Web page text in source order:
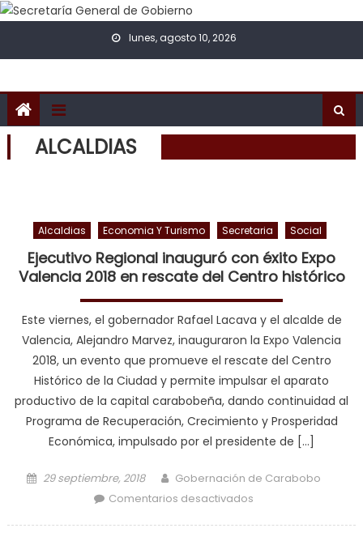
Skip to content
lunes, agosto 10, 2026
ALCALDIAS
Alcaldias Economia Y Turismo Secretaria Social
Ejecutivo Regional inauguró con éxito Expo
Valencia 2018 en rescate del Centro histórico
Este viernes, el gobernador Rafael Lacava y el alcalde de
Valencia, Alejandro Marvez, inauguraron la Expo Valencia
2018, un evento que promueve el rescate del Centro
Histórico de la Ciudad y permite impulsar el aparato
productivo de la capital carabobeña, dando continuidad al
Programa de Recuperación, Crecimiento y Prosperidad
Económica, impulsado por el presidente de […]
Posted on
29 septiembre, 2018 Author
Gobernación de Carabobo
Comentarios desactivados